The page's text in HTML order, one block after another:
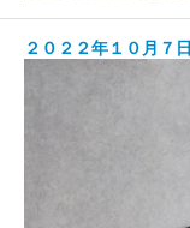
２０２２年１０月７日